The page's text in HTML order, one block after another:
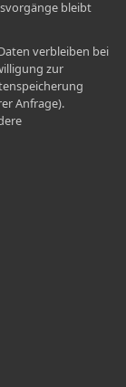
bleibt
verbleiben bei
zur
Anfrage).